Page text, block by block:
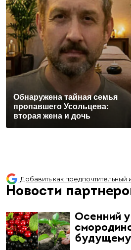
Обнаружена тайная семья
пропавшего Усольцева:
вторая жена и дочь
Добавить как предпочтительный
Новости
Осенний